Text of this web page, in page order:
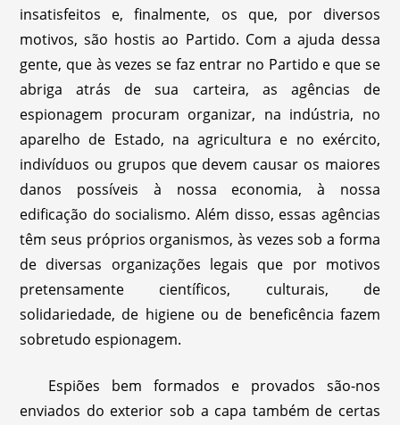
insatisfeitos e, finalmente, os que, por diversos
motivos, são hostis ao Partido. Com a ajuda dessa
gente, que às vezes se faz entrar no Partido e que se
abriga atrás de sua carteira, as agências de
espionagem procuram organizar, na indústria, no
aparelho de Estado, na agricultura e no exército,
indivíduos ou grupos que devem causar os maiores
danos possíveis à nossa economia, à nossa
edificação do socialismo. Além disso, essas agências
têm seus próprios organismos, às vezes sob a forma
de diversas organizações legais que por motivos
pretensamente científicos, culturais, de
solidariedade, de higiene ou de beneficência fazem
sobretudo espionagem.
Espiões bem formados e provados são-nos
enviados do exterior sob a capa também de certas